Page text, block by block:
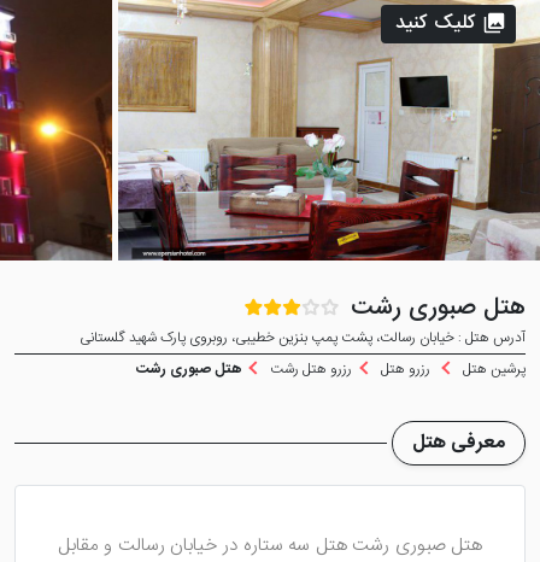
هتل صبوری رشت
آدرس هتل : خیابان رسالت، پشت پمپ بنزین خطیبی، روبروی پارک شهید گلستانی
پرشین هتل
رزرو هتل رزرو هتل رشت هتل صبوری رشت
کلیک کنید
معرفی هتل
هتل صبوری رشت هتل سه ستاره در خیابان رسالت و مقابل